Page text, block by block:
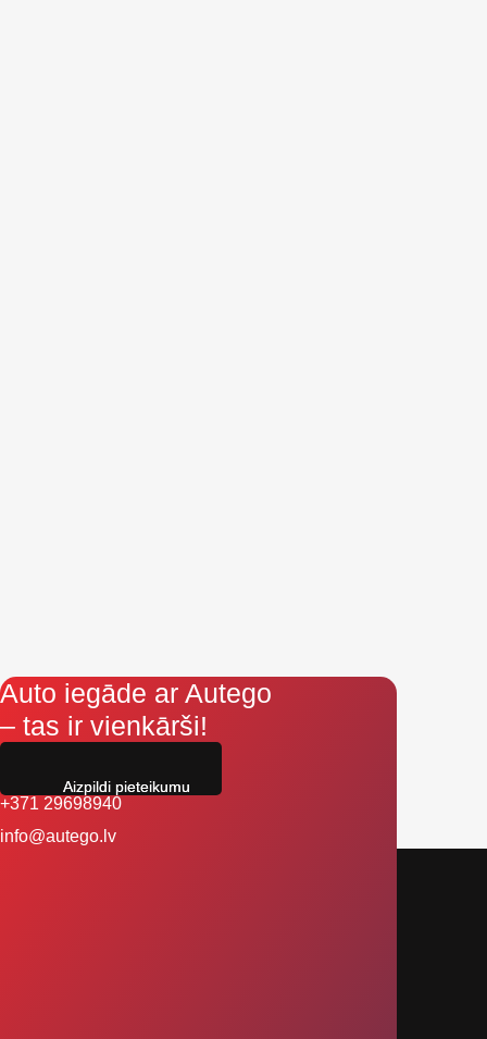
Auto iegāde ar Autego
– tas ir vienkārši!
+371 29698940
info@autego.lv